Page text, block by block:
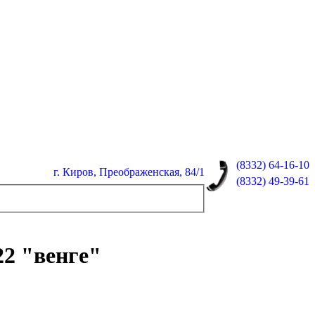
(8332) 64-16-10
(8332) 49-39-61
г. Киров, Преображенская, 84/1
"венге"